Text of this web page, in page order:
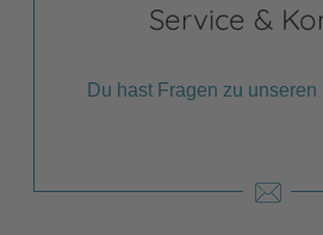
Service &
Du hast Fragen zu unseren